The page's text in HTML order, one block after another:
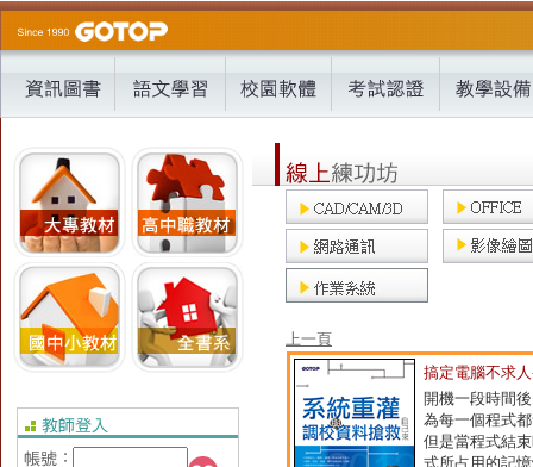
上一頁
搞定電腦不求
開機一段時間
為每一個程式
但是當程式結
式所占用的記